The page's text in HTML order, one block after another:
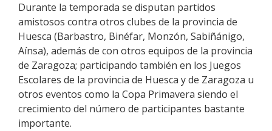
Durante la temporada se disputan partidos
amistosos contra otros clubes de la provincia de
Huesca (Barbastro, Binéfar, Monzón, Sabiñánigo,
Aínsa), además de con otros equipos de la provincia
de Zaragoza; participando también en los Juegos
Escolares de la provincia de Huesca y de Zaragoza u
otros eventos como la Copa Primavera siendo el
crecimiento del número de participantes bastante
importante.